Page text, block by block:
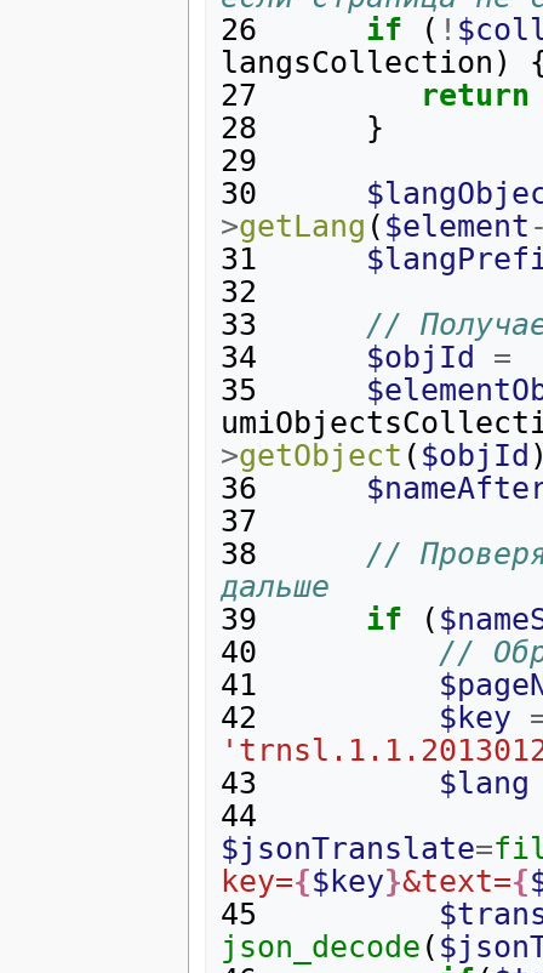
26
if ( !
langsCollection )
27
return
28
}
29
30
>getLang ( $element
31
32
33
//
34
$objId
=
35
>getObject ( $objId
36
37
38
//
дальше
39
if (
40
//
41
42
$key
43
$lang
44
$jsonTranslate=
key={$key}&text={
45
json_decode (